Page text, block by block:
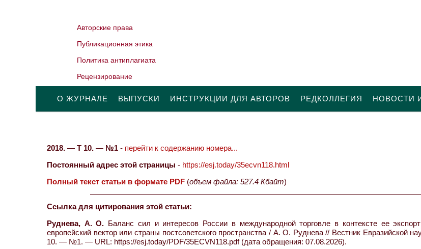
Авторские права
Публикационная этика
Политика антиплагиата
Рецензирование
О ЖУРНАЛЕ ВЫПУСКИ ИНСТРУКЦИИ ДЛЯ АВТОРОВ РЕДКОЛЛЕГИЯ НОВОСТИ
2018. — Т 10. — №1 - перейти к содержанию номера...
Постоянный адрес этой страницы - https://esj.today/35ecvn118.html
Полный текст статьи в формате PDF (объем файла: 527.4 Кбайт)
Ссылка для цитирования этой статьи:
Руднева, А. О. Баланс сил и интересов России в международной торговле в контексте ее
европейский вектор или страны постсоветского пространства / А. О. Руднева // Вестник Евразийской
10. — №1. — URL: https://esj.today/PDF/35ECVN118.pdf (дата обращения: 07.08.2026).